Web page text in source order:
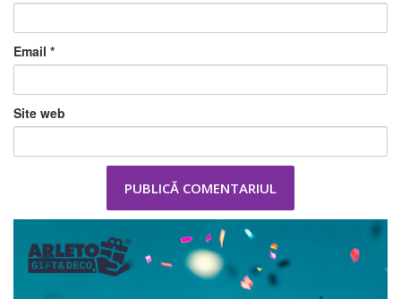
Email *
Site web